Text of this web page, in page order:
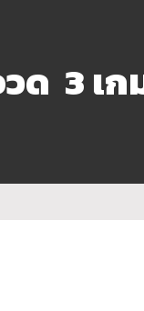
ด 3 เ